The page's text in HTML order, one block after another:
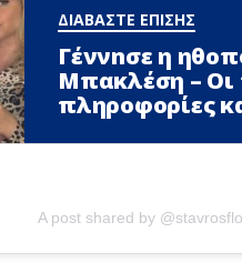
ΔΙΑΒΑΣΤΕ ΕΠΙΣΗΣ
Γέννnσε η
Μπακλέση – Οι
πληροφορίες
A post shared by @stavrosflo